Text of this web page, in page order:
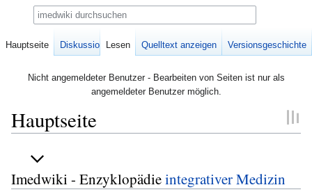
Nicht angemeldeter Benutzer - Bearbeiten von Seiten ist nur als
angemeldeter Benutzer möglich.
Hauptseite
springen
springen
Imedwiki - Enzyklopädieintegrativer Medizin
Hauptseite Diskussion Lesen Quelltext anzeigen Versionsgeschichte
Suche